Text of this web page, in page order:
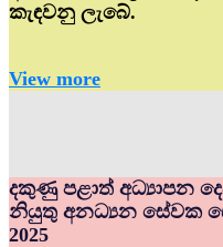
කැඳවනු ලැබේ.
View more
දකුණු පළාත් අධ්‍යාපන
නියුතු අනධ්‍යන සේවක
2025